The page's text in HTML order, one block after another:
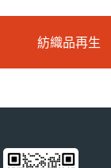
紡織品再生